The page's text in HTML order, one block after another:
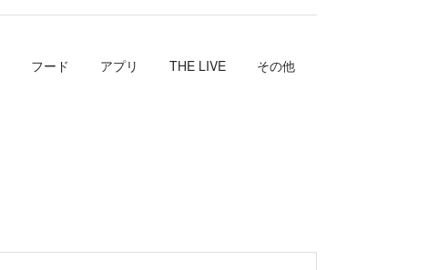
フード アプリ THE LIVE その他